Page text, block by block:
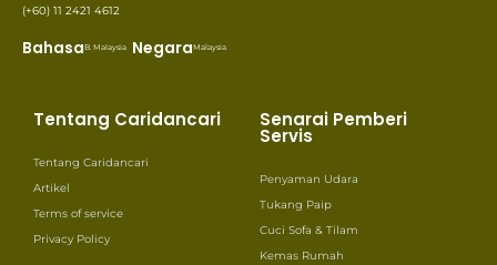
(+60) 11 2421 4612
BahasaB. Malaysia NegaraMalaysia
Tentang Caridancari
Tentang Caridancari
Artikel
Terms of service
Privacy Policy
Senarai Pemberi
Servis
Penyaman Udara
Tukang Paip
Cuci Sofa & Tilam
Kemas Rumah